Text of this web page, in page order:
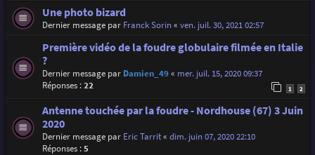
Une photo bizard
Dernier message par Franck Sorin« ven. juil. 30, 2021 02:57
Première vidéo de la foudre globulaire filmée en Italie
?
Dernier message par Damien_49« mer. juil. 15, 2020 09:37
Réponses :22 1 2
Antenne touchée par la foudre - Nordhouse (67) 3 Juin
2020
Dernier message par Eric Tarrit« dim. juin 07, 2020 22:10
Réponses :5